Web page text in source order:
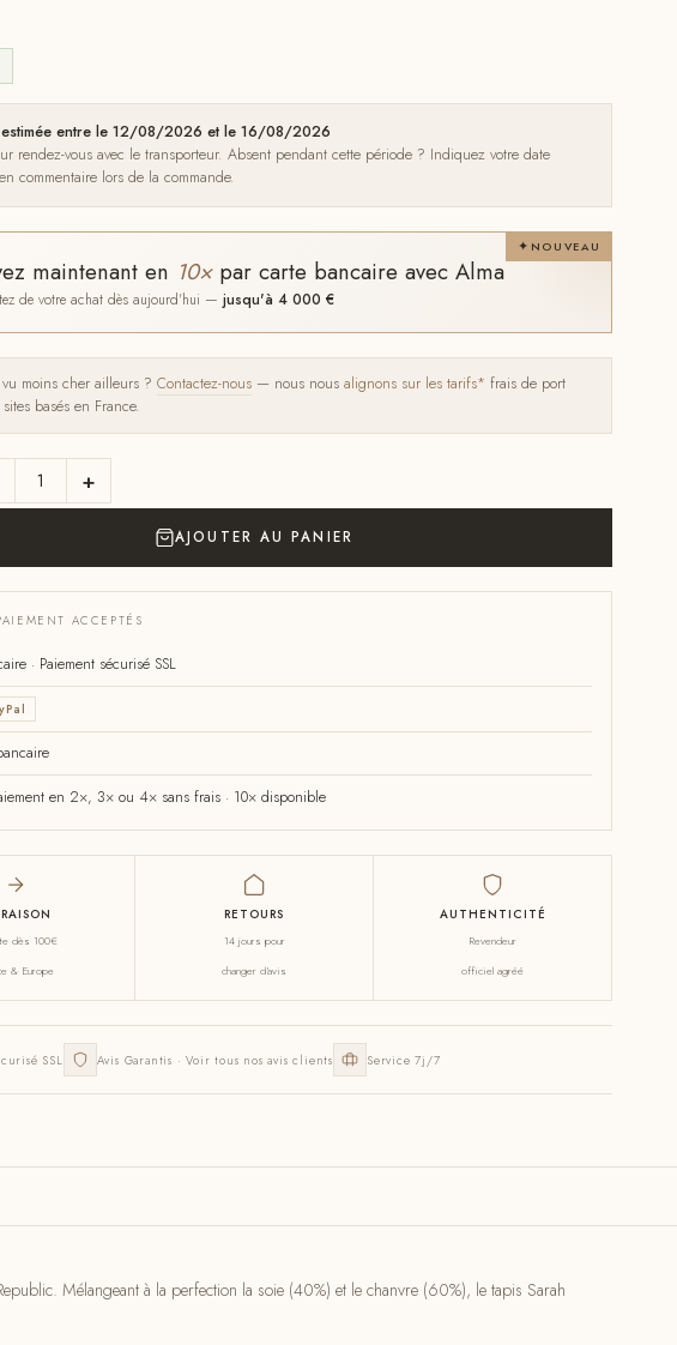
estimée entre le 12/08/2026 et le 16/08/2026
rendez-vous avec le transporteur. Absent pendant cette période ? Indiquez votre date
commentaire lors de la commande.
NOUVEAU
maintenant en 10×par carte bancaire avec Alma
de votre achat dès aujourd'hui — jusqu'à 4 000 €
moins cher ailleurs ? Contactez-nous — nous nous alignons sur les tarifs* frais de port
basés en France.
+
AJOUTER AU PANIER
ACCEPTÉS
· Paiement sécurisé SSL
en 2×, 3× ou 4× sans frais · 10× disponible
dès 100€
& Europe
RETOURS
14 jours pour
changer d'avis
AUTHENTICITÉ
Revendeur
officiel agréé
SSL Avis Garantis · Voir tous nos avis clients Service 7j/7
Mélangeant à la perfection la soie (40%) et le chanvre (60%), le tapis Sarah